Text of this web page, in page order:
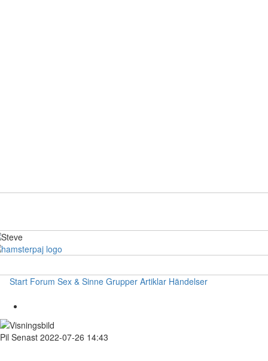
Start Forum Sex & Sinne Grupper Artiklar Händelser
Pil Senast 2022-07-26 14:43